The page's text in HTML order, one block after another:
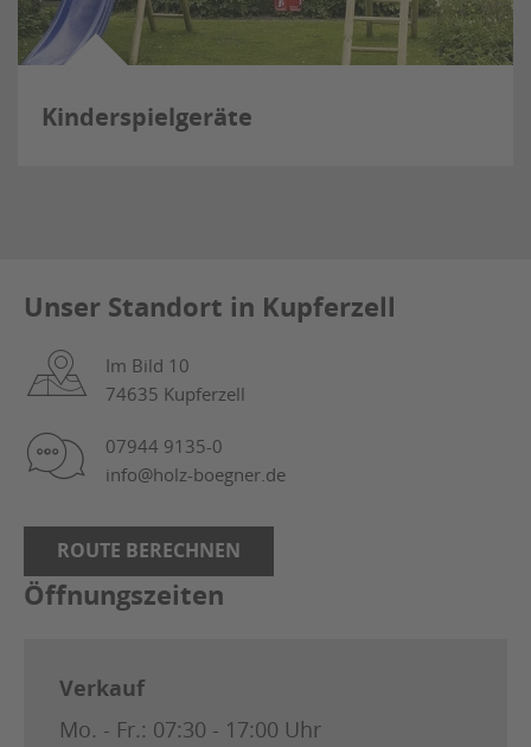
Kinderspielgeräte
Unser Standort in Kupferzell
Im Bild 10
74635 Kupferzell
07944 9135-0
info@holz-boegner.de
ROUTE BERECHNEN
Öffnungszeiten
Verkauf
Mo. - Fr.: 07:30 - 17:00 Uhr